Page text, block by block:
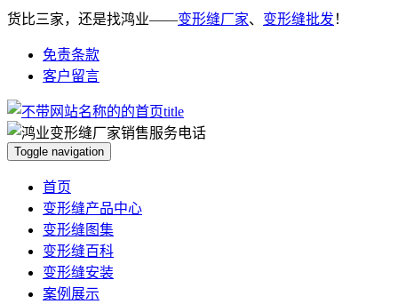
货比三家，还是找鸿业——变形缝厂家、 变形缝批发 ！
免责条款
客户留言
Toggle navigation
首页
变形缝产品中心
变形缝图集
变形缝百科
变形缝安装
案例展示